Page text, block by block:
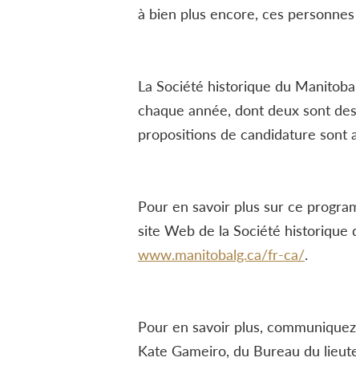
à bien plus encore, ces
La Société historique du
chaque année, dont deux sont
propositions de candidature sont
Pour en savoir plus sur ce
site Web de la Société historique
www.manitobalg.ca/fr-ca/.
Pour en savoir plus,
Kate Gameiro, du Bureau du